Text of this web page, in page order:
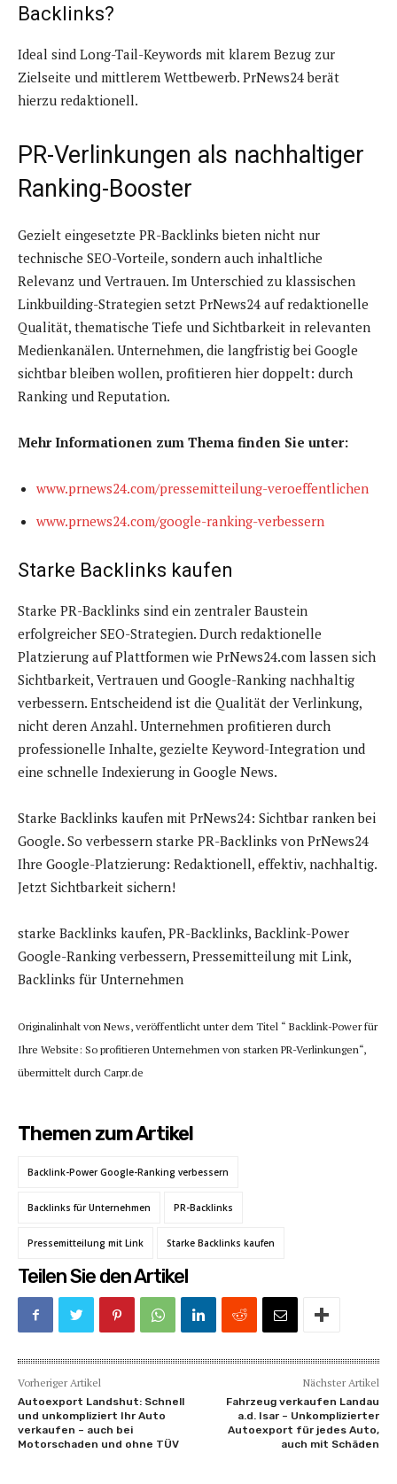
Backlinks?
Ideal sind Long-Tail-Keywords mit klarem Bezug zur
Zielseite und mittlerem Wettbewerb. PrNews24 berät
hierzu redaktionell.
PR-Verlinkungen als nachhaltiger
Ranking-Booster
Gezielt eingesetzte PR-Backlinks bieten nicht nur
technische SEO-Vorteile, sondern auch inhaltliche
Relevanz und Vertrauen. Im Unterschied zu klassischen
Linkbuilding-Strategien setzt PrNews24 auf redaktionelle
Qualität, thematische Tiefe und Sichtbarkeit in relevanten
Medienkanälen. Unternehmen, die langfristig bei Google
sichtbar bleiben wollen, profitieren hier doppelt: durch
Ranking und Reputation.
Mehr Informationen zum Thema finden Sie unter:
www.prnews24.com/pressemitteilung-veroeffentlichen
www.prnews24.com/google-ranking-verbessern
Starke Backlinks kaufen
Starke PR-Backlinks sind ein zentraler Baustein
erfolgreicher SEO-Strategien. Durch redaktionelle
Platzierung auf Plattformen wie PrNews24.com lassen sich
Sichtbarkeit, Vertrauen und Google-Ranking nachhaltig
verbessern. Entscheidend ist die Qualität der Verlinkung,
nicht deren Anzahl. Unternehmen profitieren durch
professionelle Inhalte, gezielte Keyword-Integration und
eine schnelle Indexierung in Google News.
Starke Backlinks kaufen mit PrNews24: Sichtbar ranken bei
Google.So verbessern starke PR-Backlinks von PrNews24
Ihre Google-Platzierung: Redaktionell, effektiv, nachhaltig.
Jetzt Sichtbarkeit sichern!
starke Backlinks kaufen, PR-Backlinks, Backlink-Power
Google-Ranking verbessern, Pressemitteilung mit Link,
Backlinks für Unternehmen
Originalinhalt von News, veröffentlicht unter dem Titel “ Backlink-Power für
Ihre Website: So profitieren Unternehmen von starken PR-Verlinkungen“,
übermittelt durch Carpr.de
Themen zum Artikel
Backlink-Power Google-Ranking verbessern
Backlinks für Unternehmen PR-Backlinks
Pressemitteilung mit Link Starke Backlinks kaufen
Teilen Sie den Artikel
Vorheriger Artikel
Autoexport Landshut: Schnell
und unkompliziert Ihr Auto
verkaufen – auch bei
Motorschaden und ohne TÜV
Nächster Artikel
Fahrzeug verkaufen Landau
a.d. Isar – Unkomplizierter
Autoexport für jedes Auto,
auch mit Schäden